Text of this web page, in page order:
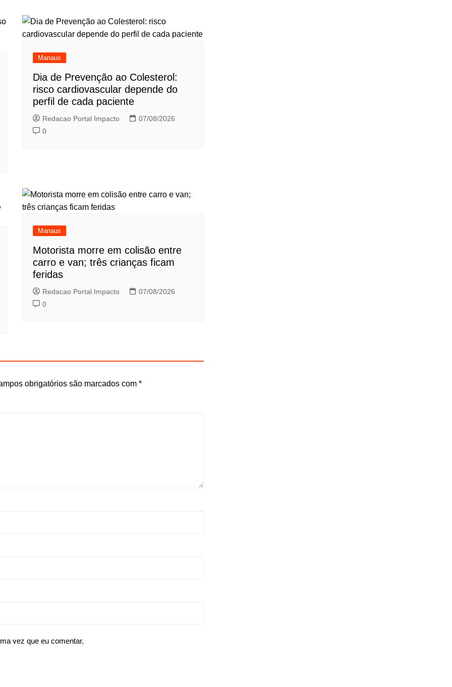
Manaus
Dia de Prevenção ao Colesterol:
risco cardiovascular depende do
perfil de cada paciente
Redacao Portal Impacto
07/08/2026
0
Manaus
Motorista morre em colisão entre
carro e van; três crianças ficam
feridas
Redacao Portal Impacto
07/08/2026
0
obrigatórios são marcados com *
vez que eu comentar.